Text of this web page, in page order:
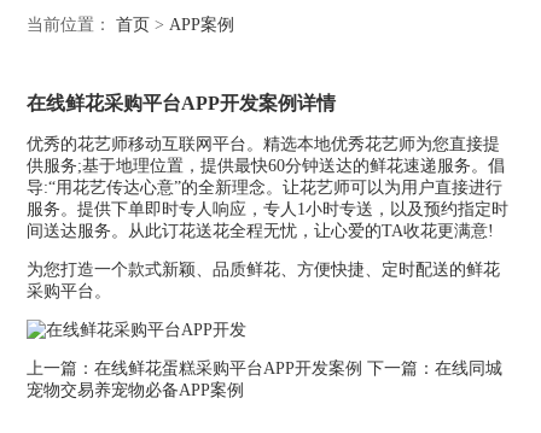
当前位置：首页 > APP案例
在线鲜花采购平台APP开发案例详情
优秀的花艺师移动互联网平台。精选本地优秀花艺师为您直接提
供服务;基于地理位置，提供最快60分钟送达的鲜花速递服务。倡
导:“用花艺传达心意”的全新理念。让花艺师可以为用户直接进行
服务。提供下单即时专人响应，专人1小时专送，以及预约指定时
间送达服务。从此订花送花全程无忧，让心爱的TA收花更满意!
为您打造一个款式新颖、品质鲜花、方便快捷、定时配送的鲜花
采购平台。
上一篇：在线鲜花蛋糕采购平台APP开发案例 下一篇：在线同城
宠物交易养宠物必备APP案例